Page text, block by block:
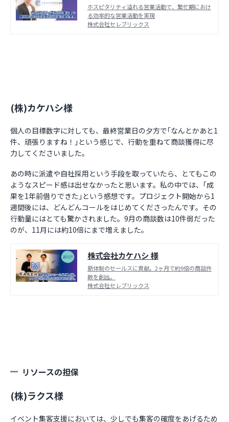
ホスピタリティ溢れる営業活動で、繁忙期におけ
る効率的な営業活動を実現
株式会社セレブリックス
(株)カケハシ様
個人の目標数字に対しても、最終営業日の夕方で｢なんとかあと1
件、頑張りますね！｣という感じで、行動を重ねて商談獲得に尽
力してくださいました。
あの時に派遣や自社採用という手段を取っていたら、とてもこの
ようなスピード感は出せなかったと思います。私の中では、｢成
果を1年前借りできた｣という感想です。プロジェクト開始から1
週間後には、どんどんコールをはじめてくださったんです。その
行動量にはとても驚かされました。9月の商談数は10件弱だった
のが、11月には約10倍にまで増えました。
株式会社カケハシ 様
新体制のセールスに貢献。2ヶ月で約9倍の商談件
数を創出。
株式会社セレブリックス
リソースの担保
(株)ラクス様
イベント集客支援においては、少しでも集客の確度をあげるため